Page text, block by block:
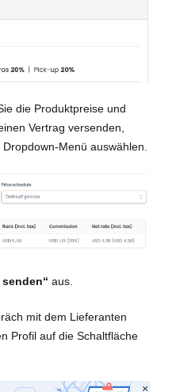
die Produktpreise und
Vertrag versenden,
Menü auswählen.
aus.
mit dem Lieferanten
Profil auf die Schaltfläche